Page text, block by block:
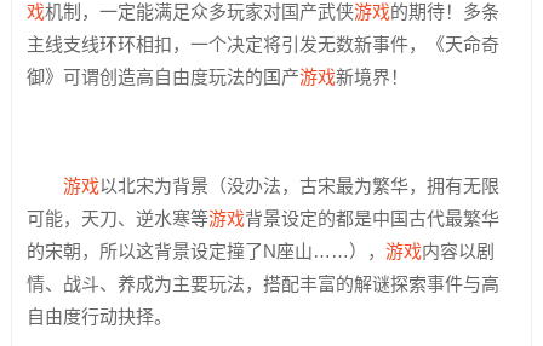
戏机制，一定能满足众多玩家对国产武侠游戏的期待！多条
主线支线环环相扣，一个决定将引发无数新事件，《天命奇
御》可谓创造高自由度玩法的国产游戏新境界！
游戏以北宋为背景（没办法，古宋最为繁华，拥有无限
可能，天刀、逆水寒等游戏背景设定的都是中国古代最繁华
的宋朝，所以这背景设定撞了N座山……）， 游戏内容以剧
情、战斗、养成为主要玩法，搭配丰富的解谜探索事件与高
自由度行动抉择。